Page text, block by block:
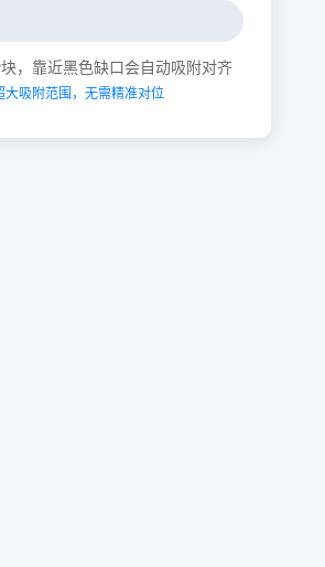
，靠近黑色缺口会自动吸附对齐
大吸附范围，无需精准对位